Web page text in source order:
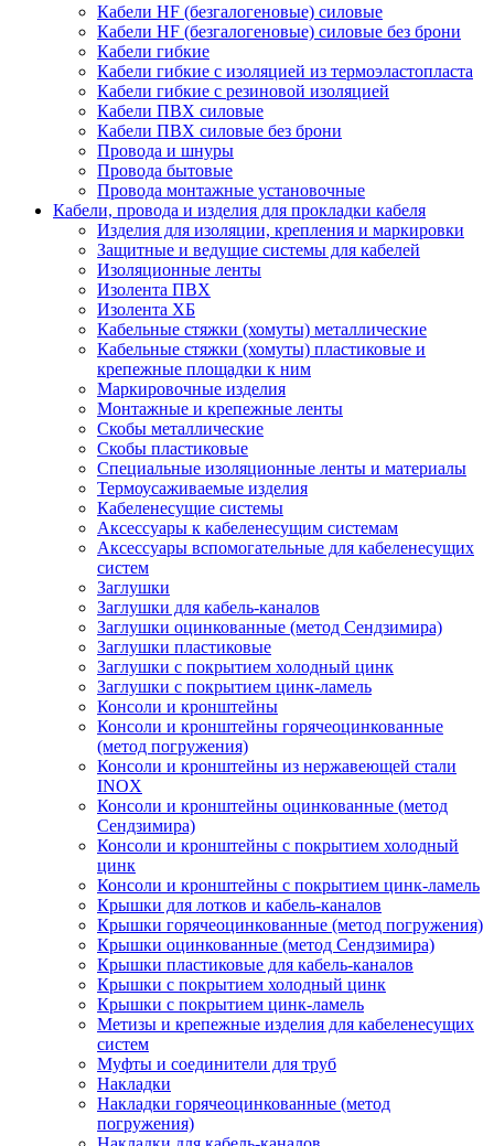
Кабели HF (безгалогеновые) силовые
Кабели HF (безгалогеновые) силовые без брони
Кабели гибкие
Кабели гибкие с изоляцией из термоэластопласта
Кабели гибкие с резиновой изоляцией
Кабели ПВХ силовые
Кабели ПВХ силовые без брони
Провода и шнуры
Провода бытовые
Провода монтажные установочные
Кабели, провода и изделия для прокладки кабеля
Изделия для изоляции, крепления и маркировки
Защитные и ведущие системы для кабелей
Изоляционные ленты
Изолента ПВХ
Изолента ХБ
Кабельные стяжки (хомуты) металлические
Кабельные стяжки (хомуты) пластиковые и
крепежные площадки к ним
Маркировочные изделия
Монтажные и крепежные ленты
Скобы металлические
Скобы пластиковые
Специальные изоляционные ленты и материалы
Термоусаживаемые изделия
Кабеленесущие системы
Аксессуары к кабеленесущим системам
Аксессуары вспомогательные для кабеленесущих
систем
Заглушки
Заглушки для кабель-каналов
Заглушки оцинкованные (метод Сендзимира)
Заглушки пластиковые
Заглушки с покрытием холодный цинк
Заглушки с покрытием цинк-ламель
Консоли и кронштейны
Консоли и кронштейны горячеоцинкованные
(метод погружения)
Консоли и кронштейны из нержавеющей стали
INOX
Консоли и кронштейны оцинкованные (метод
Сендзимира)
Консоли и кронштейны с покрытием холодный
цинк
Консоли и кронштейны с покрытием цинк-ламель
Крышки для лотков и кабель-каналов
Крышки горячеоцинкованные (метод погружения)
Крышки оцинкованные (метод Сендзимира)
Крышки пластиковые для кабель-каналов
Крышки с покрытием холодный цинк
Крышки с покрытием цинк-ламель
Метизы и крепежные изделия для кабеленесущих
систем
Муфты и соединители для труб
Накладки
Накладки горячеоцинкованные (метод
погружения)